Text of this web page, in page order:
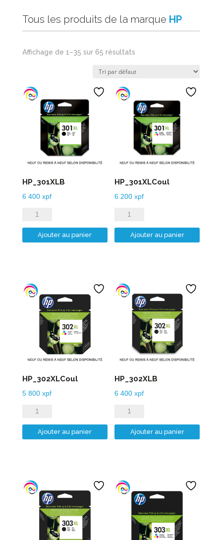
Tous les produits de la marque HP
Affichage de 1–35 sur 65 résultats
HP_301XLB
6 400 xpf
quantité
de
HP_301XLB
Ajouter au panier
HP_301XLCoul
6 200xpf
quantité
de
HP_301XLCoul
Ajouter au panier
HP_302XLCoul
5 800 xpf
quantité
de
HP_302XLCoul
Ajouter au panier
HP_302XLB
6 400xpf
quantité
de
HP_302XLB
Ajouter au panier